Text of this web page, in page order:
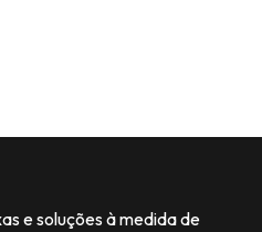
e soluções à medida de